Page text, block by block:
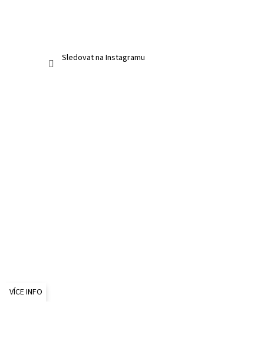
Sledovat na Instagramu
VÍCE INFO